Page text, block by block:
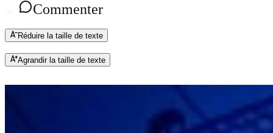
Commenter
Réduire la taille de texte
Agrandir la taille de texte